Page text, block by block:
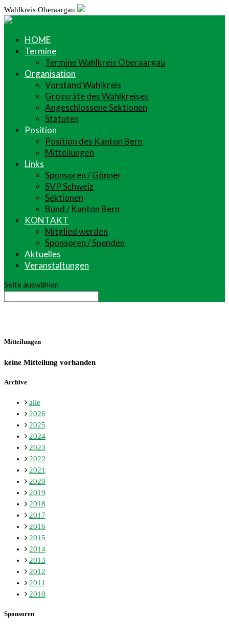
Wahlkreis Oberaargau
HOME
Termine
Termine Wahlkreis Oberaargau
Organisation
Vorstand Wahlkreis
Grossräte des Wahlkreises
Angeschlossene Sektionen
Statuten
Position
Position des Kanton Bern
Mitteilungen
Links
Sponsoren / Gönner
SVP Schweiz
Sektionen
Bund / Kanton Bern
KONTAKT
Mitglied werden
Sponsoren / Spenden
Aktuelles
Veranstaltungen
Seite auswählen
Mitteilungen
keine Mitteilung vorhanden
Archive
alle
2026
2025
2024
2023
2022
2021
2020
2019
2018
2017
2016
2015
2014
2013
2012
2011
2010
Sponsoren